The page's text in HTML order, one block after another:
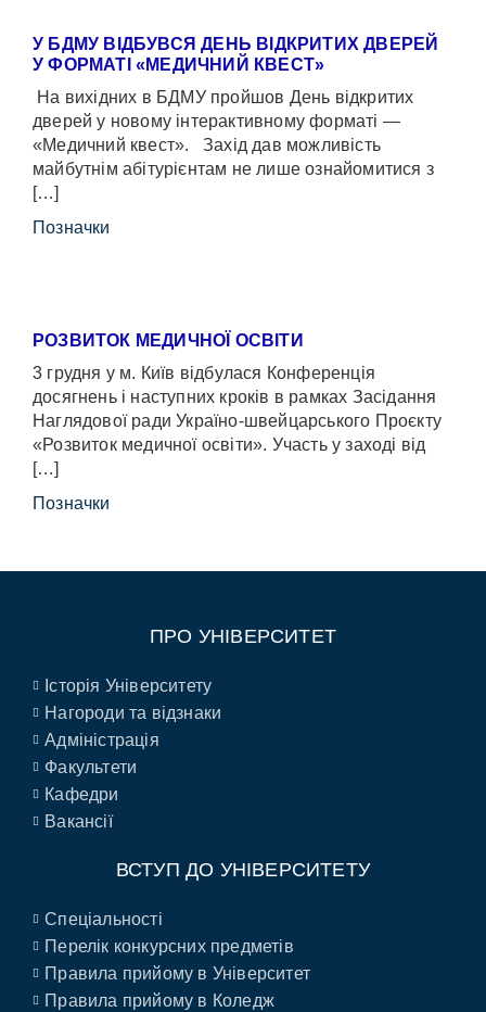
У БДМУ ВІДБУВСЯ ДЕНЬ ВІДКРИТИХ ДВЕРЕЙ
У ФОРМАТІ «МЕДИЧНИЙ КВЕСТ»
На вихідних в БДМУ пройшов День відкритих
дверей у новому інтерактивному форматі —
«Медичний квест». Захід дав можливість
майбутнім абітурієнтам не лише ознайомитися з
[…]
Позначки
РОЗВИТОК МЕДИЧНОЇ ОСВІТИ
3 грудня у м. Київ відбулася Конференція
досягнень і наступних кроків в рамках Засідання
Наглядової ради Україно-швейцарського Проєкту
«Розвиток медичної освіти». Участь у заході від
[…]
Позначки
ПРО УНІВЕРСИТЕТ
Історія Університету
Нагороди та відзнаки
Адміністрація
Факультети
Кафедри
Вакансії
ВСТУП ДО УНІВЕРСИТЕТУ
Спеціальності
Перелік конкурсних предметів
Правила прийому в Університет
Правила прийому в Коледж